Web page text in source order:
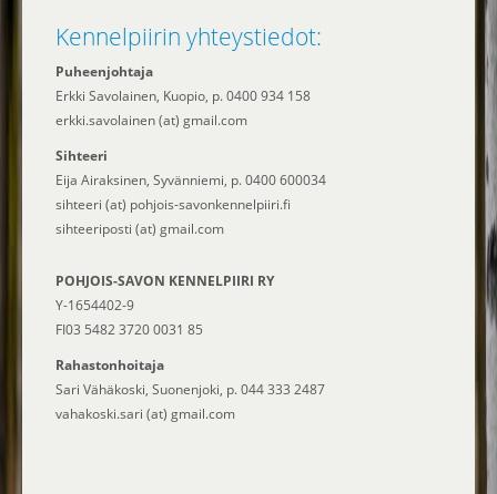
Kennelpiirin yhteystiedot:
Puheenjohtaja
Erkki Savolainen, Kuopio, p. 0400 934 158
erkki.savolainen (at) gmail.com
Sihteeri
Eija Airaksinen, Syvänniemi, p. 0400 600034
sihteeri (at) pohjois-savonkennelpiiri.fi
sihteeriposti (at) gmail.com
POHJOIS-SAVON KENNELPIIRI RY
Y-1654402-9
FI03 5482 3720 0031 85
Rahastonhoitaja
Sari Vähäkoski, Suonenjoki, p. 044 333 2487
vahakoski.sari (at) gmail.com